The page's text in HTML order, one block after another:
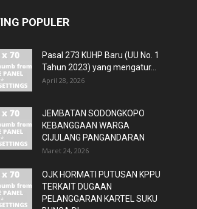
POPULER
Pasal 273 KUHP Baru (UU No. 1
Tahun 2023) yang mengatur...
April 28, 2026
JEMBATAN SODONGKOPO
KEBANGGAAN WARGA
CIJULANG PANGANDARAN
Maret 24, 2026
OJK HORMATI PUTUSAN KPPU
TERKAIT DUGAAN
PELANGGARAN KARTEL SUKU